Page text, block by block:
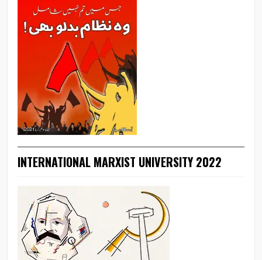
INTERNATIONAL MARXIST UNIVERSITY 2022